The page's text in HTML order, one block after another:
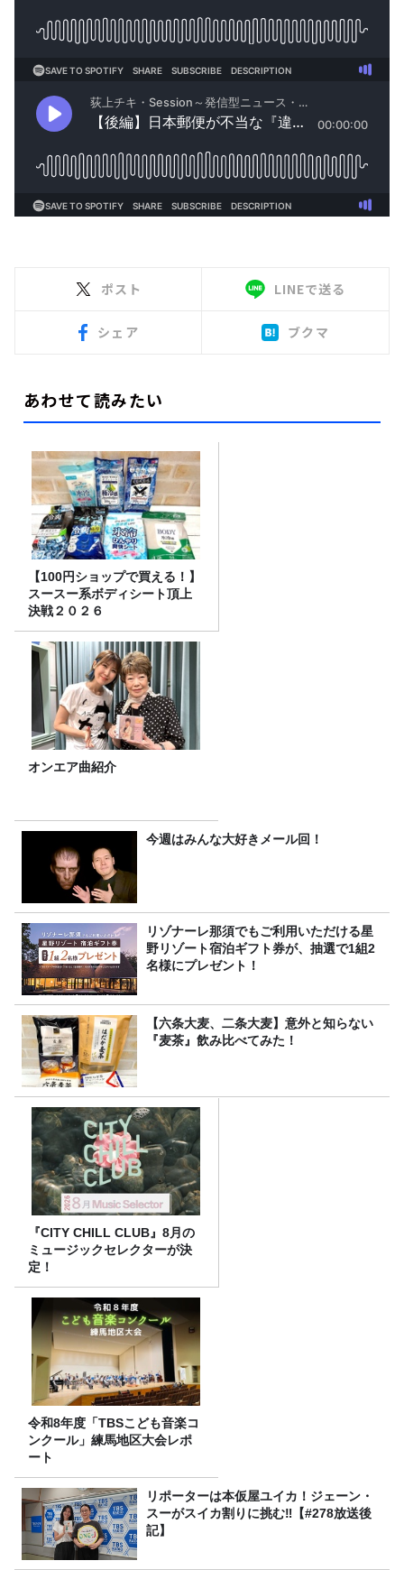
ポスト LINEで送る
シェア ブクマ
あわせて読みたい
【100円ショップで買える！】
スースー系ボディシート頂上
決戦２０２６
オンエア曲紹介
今週はみんな大好きメール回！
リゾナーレ那須でもご利用いただける星
野リゾート宿泊ギフト券が、抽選で1組2
名様にプレゼント！
【六条大麦、二条大麦】意外と知らない
『麦茶』飲み比べてみた！
『CITY CHILL CLUB』8月の
ミュージックセレクターが決
定！
令和8年度「TBSこども音楽コ
ンクール」練馬地区大会レポ
ート
リポーターは本仮屋ユイカ！ジェーン・
スーがスイカ割りに挑む‼【#278放送後
記】